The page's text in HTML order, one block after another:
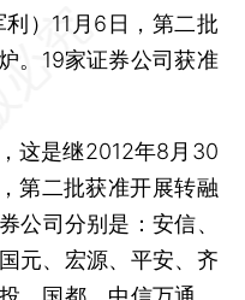
） 11月6日，第二批
。19家证券公司获准
是继2012年8月30
第二批获准开展转融
公司分别是：安信、
元、宏源、平安、齐